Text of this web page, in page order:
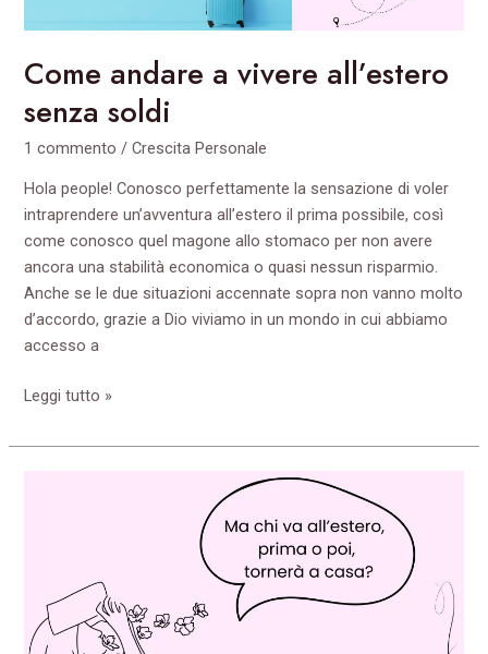
Come andare a vivere all’estero
senza soldi
1 commento /Crescita Personale
Hola people! Conosco perfettamente la sensazione di voler
intraprendere un’avventura all’estero il prima possibile, così
come conosco quel magone allo stomaco per non avere
ancora una stabilità economica o quasi nessun risparmio.
Anche se le due situazioni accennate sopra non vanno molto
d’accordo, grazie a Dio viviamo in un mondo in cui abbiamo
accesso a
Leggi tutto »
falsi
miti